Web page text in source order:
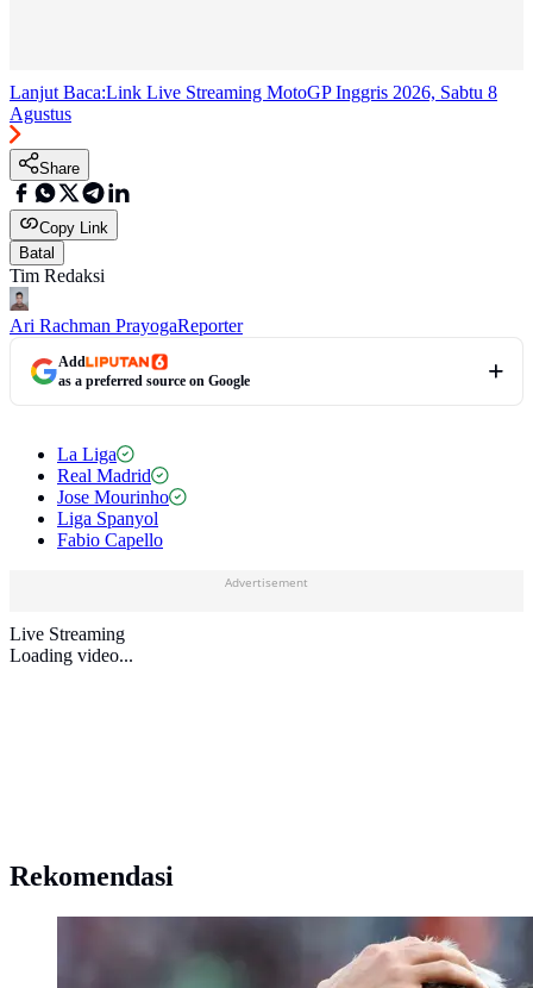
Lanjut Baca:Link Live Streaming MotoGP Inggris 2026, Sabtu 8
Agustus
Share
Copy Link
Batal
Tim Redaksi
Ari Rachman PrayogaReporter
Add
as a preferred source on Google
La Liga
Real Madrid
Jose Mourinho
Liga Spanyol
Fabio Capello
Advertisement
Live Streaming
Loading video...
Rekomendasi